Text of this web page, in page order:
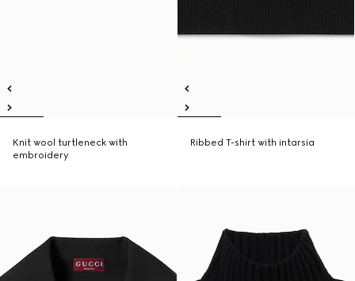
Knit wool turtleneck with
embroidery
Ribbed T-shirt with intarsia